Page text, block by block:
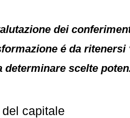
dei
é da ritenersi
determinare scelte
capitale